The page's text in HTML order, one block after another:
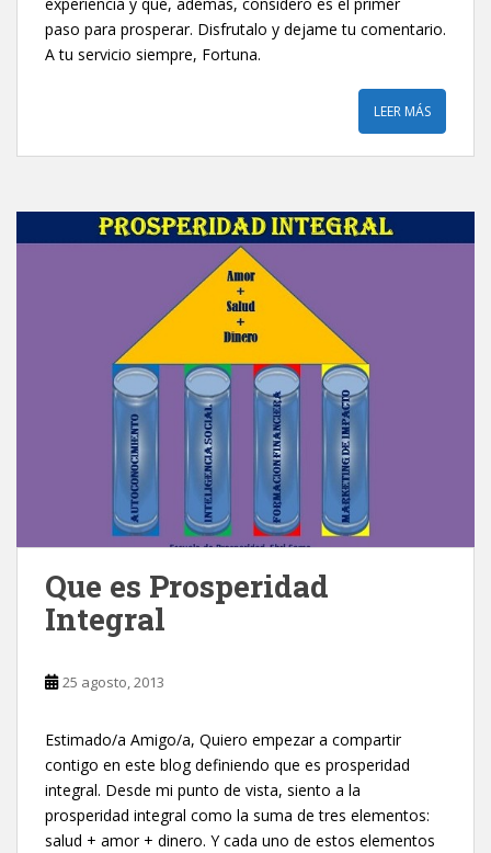
paso para prosperar. Disfrutalo y dejame tu comentario.
A tu servicio siempre, Fortuna.
LEER MÁS
Que es Prosperidad
Integral
25 agosto, 2013
Estimado/a Amigo/a, Quiero empezar a compartir
contigo en este blog definiendo que es prosperidad
integral. Desde mi punto de vista, siento a la
prosperidad integral como la suma de tres elementos:
salud + amor + dinero. Y cada uno de estos elementos